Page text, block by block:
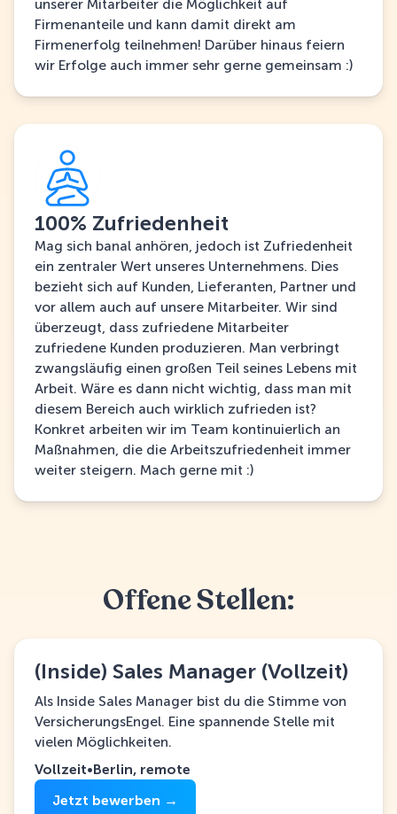
unserer Mitarbeiter die Möglichkeit auf
Firmenanteile und kann damit direkt am
Firmenerfolg teilnehmen! Darüber hinaus feiern
wir Erfolge auch immer sehr gerne gemeinsam :)
100% Zufriedenheit
Mag sich banal anhören, jedoch ist Zufriedenheit
ein zentraler Wert unseres Unternehmens. Dies
bezieht sich auf Kunden, Lieferanten, Partner und
vor allem auch auf unsere Mitarbeiter. Wir sind
überzeugt, dass zufriedene Mitarbeiter
zufriedene Kunden produzieren. Man verbringt
zwangsläufig einen großen Teil seines Lebens mit
Arbeit. Wäre es dann nicht wichtig, dass man mit
diesem Bereich auch wirklich zufrieden ist?
Konkret arbeiten wir im Team kontinuierlich an
Maßnahmen, die die Arbeitszufriedenheit immer
weiter steigern. Mach gerne mit :)
Offene Stellen:
(Inside) Sales Manager (Vollzeit)
Als Inside Sales Manager bist du die Stimme von
VersicherungsEngel. Eine spannende Stelle mit
vielen Möglichkeiten.
Vollzeit•Berlin, remote
Jetzt bewerben →